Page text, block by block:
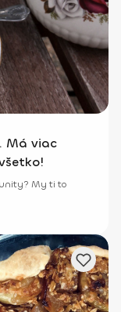
Má viac
My ti to